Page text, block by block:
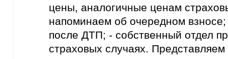
цены, аналогичные ценам
напоминаем об очередном
после ДТП; - собственный отдел
страховых случаях.